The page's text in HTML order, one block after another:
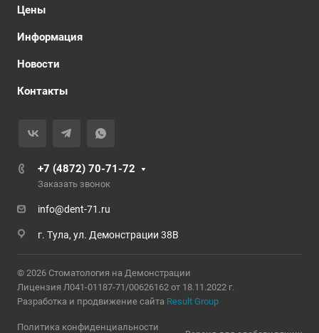
Цены
Информация
Новости
Контакты
+7 (4872) 70-71-72
Заказать звонок
info@dent-71.ru
г. Тула, ул. Демонстрации 38В
© 2026 Стоматология на Демонстрации
Лицензия Л041-01187-71/00626162 от 18.11.2022 г.
Разработка и продвижение сайта Result Group
Политика конфиденциальности